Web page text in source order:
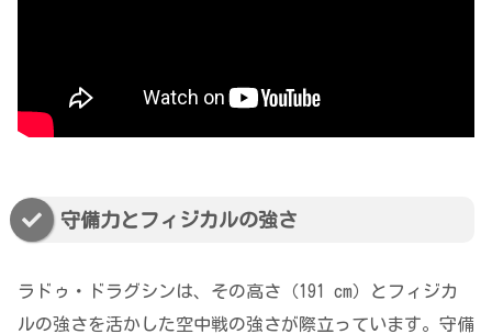
守備力とフィジカルの強さ
ラドゥ・ドラグシンは、その高さ（191 cm）とフィジカ
ルの強さを活かした空中戦の強さが際立っています。守備